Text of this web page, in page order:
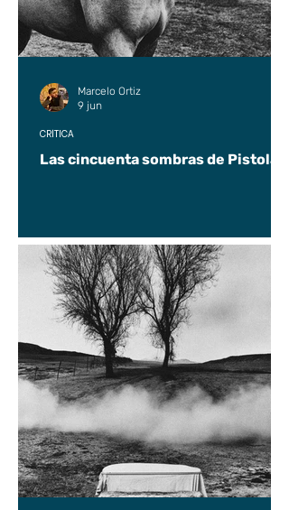
Las cincuenta sombras de Pistolas
CRÍTICA
Marcelo Ortiz
9 jun